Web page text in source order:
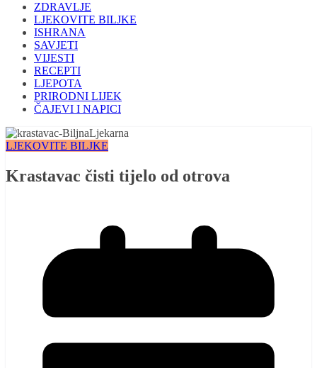
ZDRAVLJE
LJEKOVITE BILJKE
ISHRANA
SAVJETI
VIJESTI
RECEPTI
LJEPOTA
PRIRODNI LIJEK
ČAJEVI I NAPICI
LJEKOVITE BILJKE
Krastavac čisti tijelo od otrova